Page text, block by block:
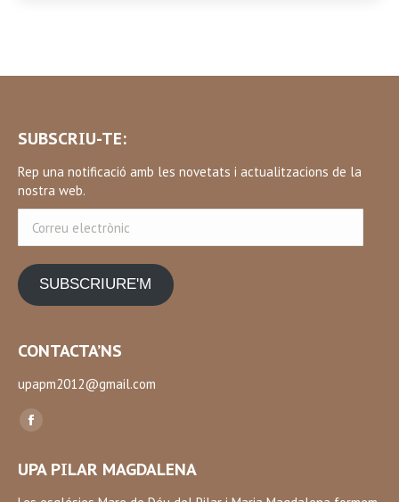
SUBSCRIU-TE:
Rep una notificació amb les novetats i actualitzacions de la
nostra web.
electrònic
SUBSCRIURE'M
CONTACTA’NS
upapm2012@gmail.com
Find us on:
Facebook
opens
UPA PILAR MAGDALENA